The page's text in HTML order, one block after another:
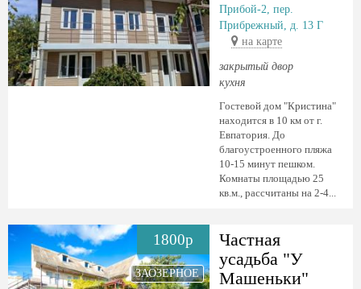
Прибой-2, пер.
Прибрежный, д. 13 Г
на карте
закрытый двор
кухня
Гостевой дом "Кристина"
находится в 10 км от г.
Евпатория. До
благоустроенного пляжа
10-15 минут пешком.
Комнаты площадью 25
кв.м., рассчитаны на 2-4...
1800р
ЗАОЗЕРНОЕ
Частная
усадьба "У
Машеньки"